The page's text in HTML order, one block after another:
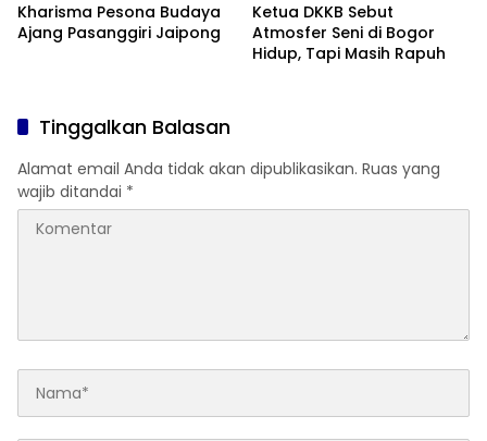
Kharisma Pesona Budaya
Ajang Pasanggiri Jaipong
Ketua DKKB Sebut
Atmosfer Seni di Bogor
Hidup, Tapi Masih Rapuh
Tinggalkan Balasan
Alamat email Anda tidak akan dipublikasikan. Ruas yang
wajib ditandai *